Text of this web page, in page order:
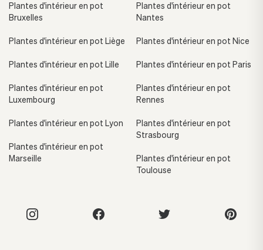
Plantes d'intérieur en pot
Bruxelles
Plantes d'intérieur en pot Liège
Plantes d'intérieur en pot Lille
Plantes d'intérieur en pot
Luxembourg
Plantes d'intérieur en pot Lyon
Plantes d'intérieur en pot
Marseille
Plantes d'intérieur en pot
Nantes
Plantes d'intérieur en pot Nice
Plantes d'intérieur en pot Paris
Plantes d'intérieur en pot
Rennes
Plantes d'intérieur en pot
Strasbourg
Plantes d'intérieur en pot
Toulouse